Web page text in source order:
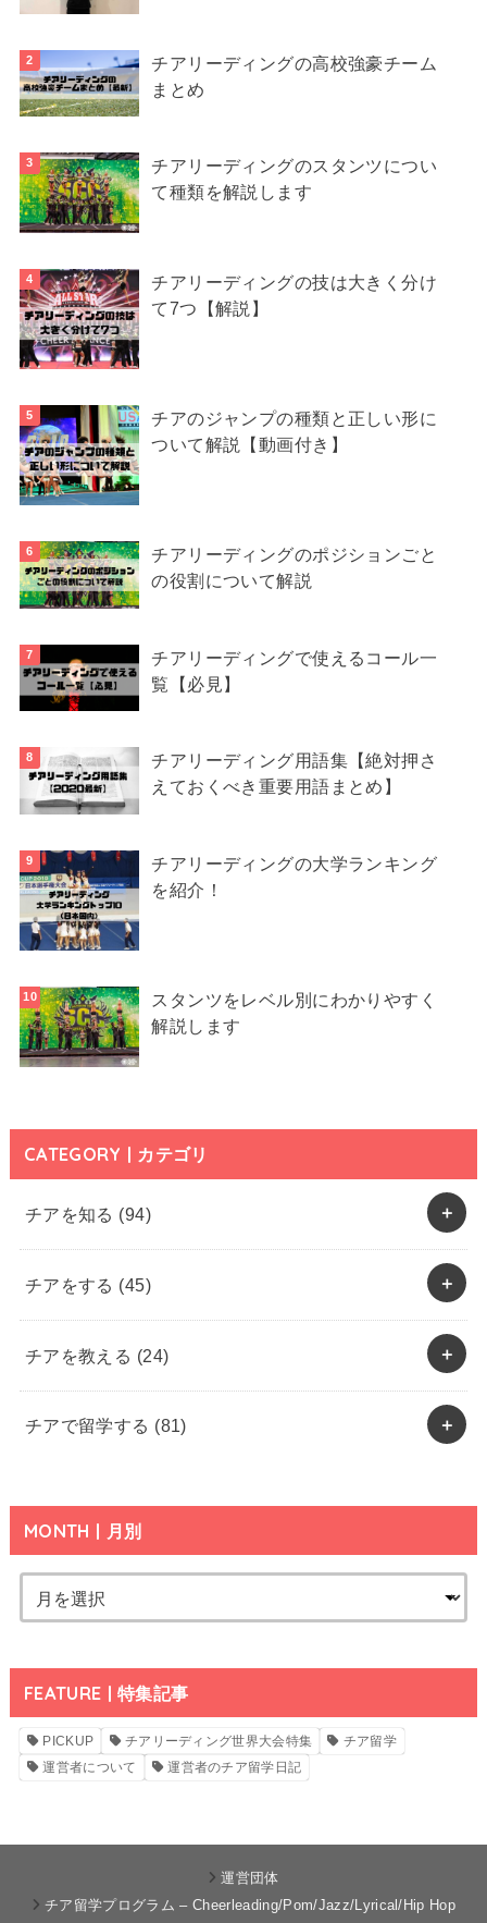
チアリーディングの高校強豪チーム
まとめ
チアリーディングのスタンツについ
て種類を解説します
チアリーディングの技は大きく分け
て7つ【解説】
チアのジャンプの種類と正しい形に
ついて解説【動画付き】
チアリーディングのポジションごと
の役割について解説
チアリーディングで使えるコール一
覧【必見】
チアリーディング用語集【絶対押さ
えておくべき重要用語まとめ】
チアリーディングの大学ランキング
を紹介！
スタンツをレベル別にわかりやすく
解説します
CATEGORY | カテゴリ
チアを知る (94)
チアをする (45)
チアを教える (24)
チアで留学する (81)
MONTH | 月別
FEATURE | 特集記事
PICKUP チアリーディング世界大会特集
チア留学
運営者について
運営者のチア留学日記
運営団体
チア留学プログラム – Cheerleading/Pom/Jazz/Lyrical/Hip Hop